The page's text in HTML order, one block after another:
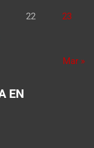
22 23
Mar »
EN